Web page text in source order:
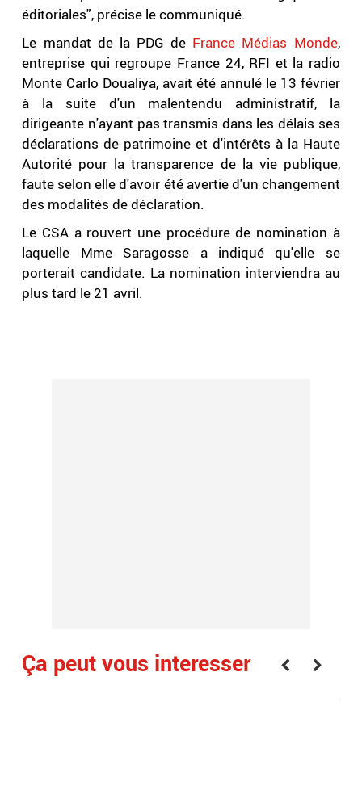
éditoriales", précise le communiqué.
Le mandat de la PDG de France Médias Monde,
entreprise qui regroupe France 24, RFI et la radio
Monte Carlo Doualiya, avait été annulé le 13 février
à la suite d'un malentendu administratif, la
dirigeante n'ayant pas transmis dans les délais ses
déclarations de patrimoine et d'intérêts à la Haute
Autorité pour la transparence de la vie publique,
faute selon elle d'avoir été avertie d'un changement
des modalités de déclaration.
Le CSA a rouvert une procédure de nomination à
laquelle Mme Saragosse a indiqué qu'elle se
porterait candidate. La nomination interviendra au
plus tard le 21 avril.
Ça peut vous interesser